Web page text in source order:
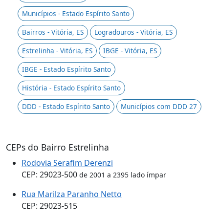
Municípios - Estado Espírito Santo
Bairros - Vitória, ES
Logradouros - Vitória, ES
Estrelinha - Vitória, ES
IBGE - Vitória, ES
IBGE - Estado Espírito Santo
História - Estado Espírito Santo
DDD - Estado Espírito Santo
Municípios com DDD 27
CEPs do Bairro Estrelinha
Rodovia Serafim Derenzi
CEP: 29023-500 de 2001 a 2395 lado ímpar
Rua Marilza Paranho Netto
CEP: 29023-515